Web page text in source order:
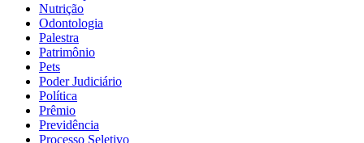
Nutrição
Odontologia
Palestra
Patrimônio
Pets
Poder Judiciário
Política
Prêmio
Previdência
Processo Seletivo